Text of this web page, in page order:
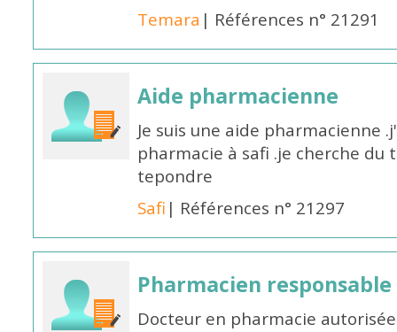
Temara | Références n° 21291
Aide pharmacienne
Je suis une aide pharmacienne
pharmacie à safi .je cherche du
tepondre
Safi | Références n° 21297
Pharmacien
Docteur en pharmacie